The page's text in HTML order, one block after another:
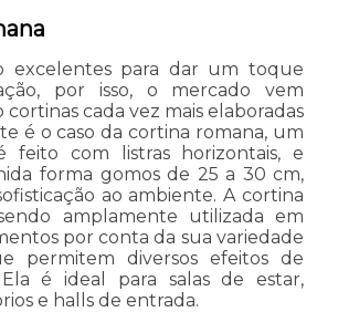
excelentes para dar um toque
por isso, o mercado vem
cada vez mais elaboradas
é o caso da cortina romana, um
feito com listras horizontais, e
forma gomos de 25 a 30 cm,
ao ambiente. A cortina
amplamente utilizada em
por conta da sua variedade
permitem diversos efeitos de
Ela é ideal para salas de estar,
e halls de entrada.